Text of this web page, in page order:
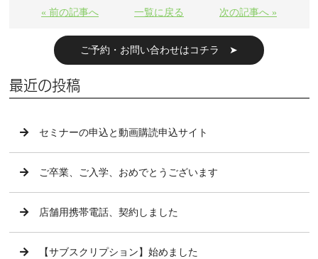
« 前の記事へ 一覧に戻る 次の記事へ »
ご予約・お問い合わせはコチラ ➤
最近の投稿
セミナーの申込と動画購読申込サイト
ご卒業、ご入学、おめでとうございます
店舗用携帯電話、契約しました
【サブスクリプション】始めました